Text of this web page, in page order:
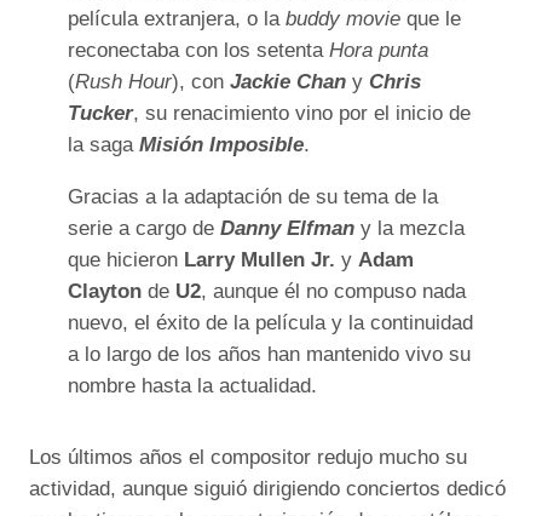
película extranjera, o la buddy movie que le
reconectaba con los setenta Hora punta
(Rush Hour), con Jackie Chan y Chris
Tucker, su renacimiento vino por el inicio de
la saga Misión Imposible.
Gracias a la adaptación de su tema de la
serie a cargo de Danny Elfman y la mezcla
que hicieron Larry Mullen Jr. y Adam
Clayton de U2, aunque él no compuso nada
nuevo, el éxito de la película y la continuidad
a lo largo de los años han mantenido vivo su
nombre hasta la actualidad.
Los últimos años el compositor redujo mucho su
actividad, aunque siguió dirigiendo conciertos dedicó